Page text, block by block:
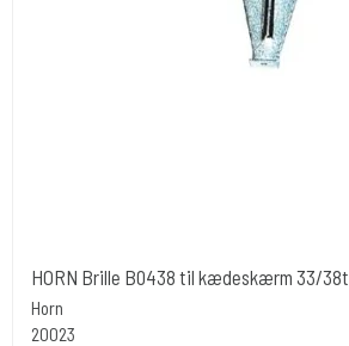
HORN Brille B0438 til kædeskærm 33/38t
Horn
20023